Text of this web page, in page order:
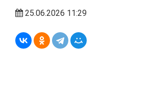
25.06.2026 11:29